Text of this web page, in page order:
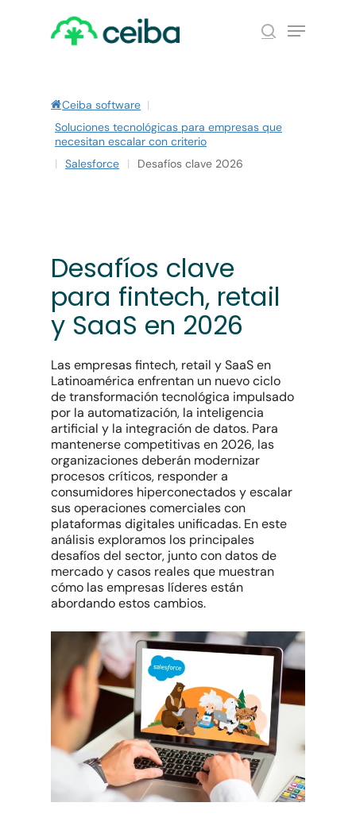
search
Menu
Ceiba software |
Soluciones tecnológicas para empresas que
necesitan escalar con criterio
|
Salesforce | Desafíos clave 2026
Desafíos clave
para fintech, retail
y SaaS en 2026
Las empresas fintech, retail y SaaS en
Latinoamérica enfrentan un nuevo ciclo
de transformación tecnológica impulsado
por la automatización, la inteligencia
artificial y la integración de datos. Para
mantenerse competitivas en 2026, las
organizaciones deberán modernizar
procesos críticos, responder a
consumidores hiperconectados y escalar
sus operaciones comerciales con
plataformas digitales unificadas. En este
análisis exploramos los principales
desafíos del sector, junto con datos de
mercado y casos reales que muestran
cómo las empresas líderes están
abordando estos cambios.